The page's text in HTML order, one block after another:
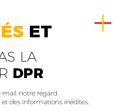
ET
LA
DPR
mail notre regard
des informations inédites.